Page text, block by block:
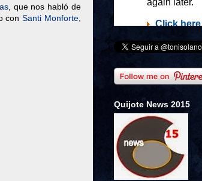
, que nos habló de
conSanti Monforte
Quijote News 2015